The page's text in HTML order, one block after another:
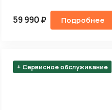
59 990 ₽ Подробнее
+ Сервисное обслуживание